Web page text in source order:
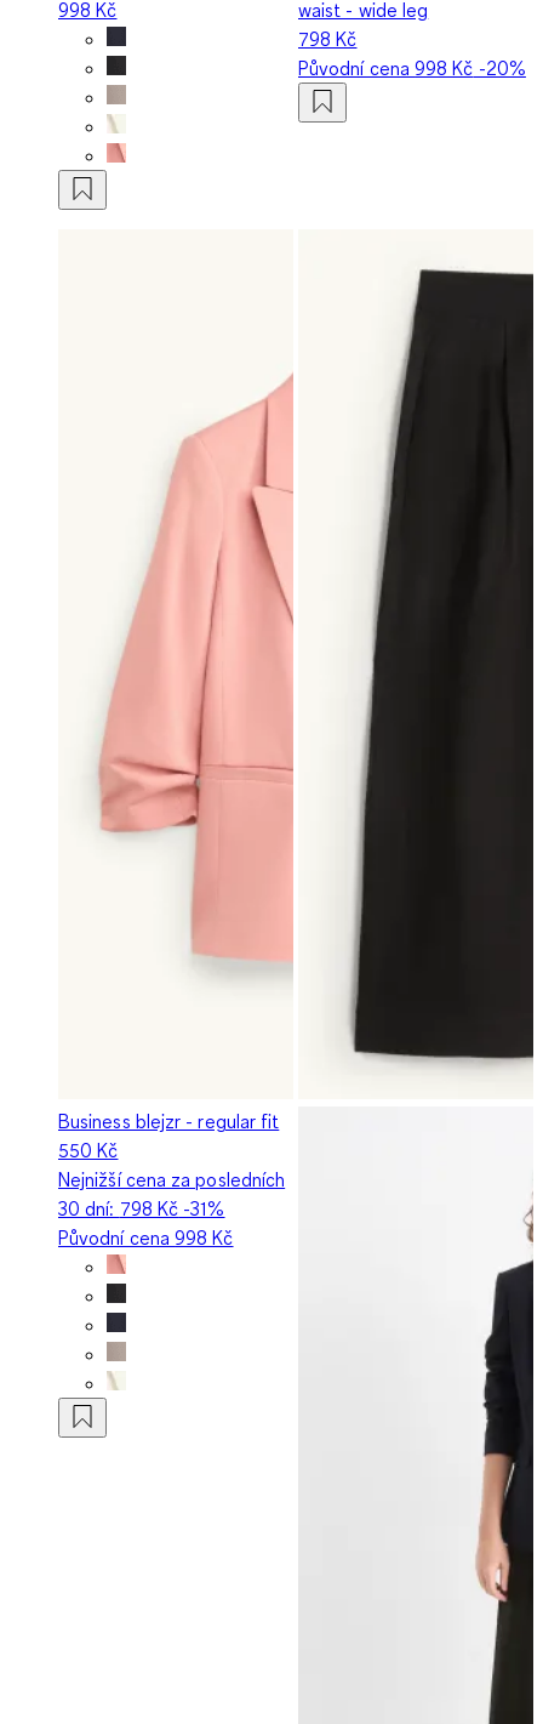
998 Kč
waist - wide leg
798 Kč
Původní cena998 Kč -20%
Business blejzr - regular fit
550 Kč
Nejnižší cena za posledních
30 dní: 798 Kč -31%
Původní cena998 Kč